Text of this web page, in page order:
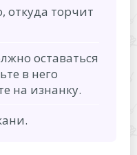
откуда торчит
оставаться
в него
на изнанку.